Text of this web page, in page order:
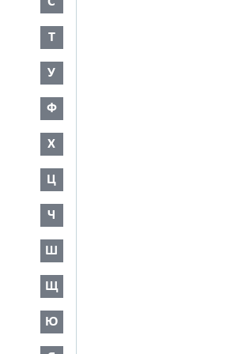
Т
У
Ф
Х
Ц
Ч
Ш
Щ
Ю